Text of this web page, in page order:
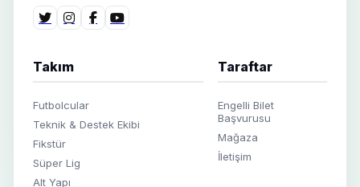
Takım
Futbolcular
Teknik & Destek Ekibi
Fikstür
Süper Lig
Alt Yapı
Taraftar
Engelli Bilet
Başvurusu
Mağaza
İletişim